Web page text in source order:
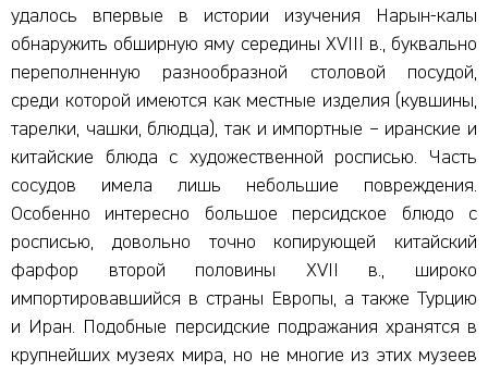
удалось впервые в истории изучения Нарын-калы
обнаружить обширную яму середины XVIII в., буквально
переполненную разнообразной столовой посудой,
среди которой имеются как местные изделия (кувшины,
тарелки, чашки, блюдца), так и импортные – иранские и
китайские блюда с художественной росписью. Часть
сосудов имела лишь небольшие повреждения.
Особенно интересно большое персидское блюдо с
росписью, довольно точно копирующей китайский
фарфор второй половины XVII в., широко
импортировавшийся в страны Европы, а также Турцию
и Иран. Подобные персидские подражания хранятся в
крупнейших музеях мира, но не многие из этих музеев